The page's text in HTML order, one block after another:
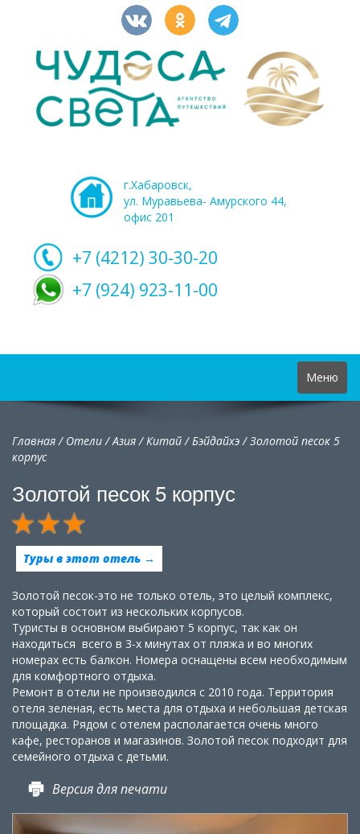
г.Хабаровск,
ул. Муравьева- Амурского 44,
офис 201
+7 (4212) 30-30-20
+7 (924) 923-11-00
Toggle
navigation
Меню
Главная/ Отели/Азия/Китай/Бэйдайхэ /Золотой песок 5
корпус
Золотой песок 5 корпус
Туры в этот отель →
Золотой песок-это не только отель, это целый комплекс,
который состоит из нескольких корпусов.
Туристы в основном выбирают 5 корпус, так как он
находиться всего в 3-х минутах от пляжа и во многих
номерах есть балкон. Номера оснащены всем необходимым
для комфортного отдыха.
Ремонт в отели не производился с 2010 года. Территория
отеля зеленая, есть места для отдыха и небольшая детская
площадка. Рядом с отелем располагается очень много
кафе, ресторанов и магазинов. Золотой песок подходит для
семейного отдыха с детьми.
Версия для печати